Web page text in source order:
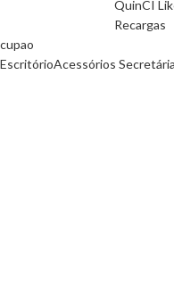
QuinCI
Recargas
cupao
EscritórioAcessórios Secretária